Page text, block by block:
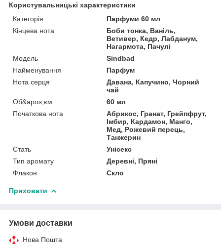
Користувальницькі характеристики
Категорія
Парфуми 60 мл
Кінцева нота
Боби тонка, Ваніль,
Ветивер, Кедр, Лабданум,
Нагармота, Пачулі
Мoдель
Sindbad
Найменування
Парфум
Нота серця
Давана, Капучино, Чорний
чай
Об&apos;єм
60 мл
Початкова нота
Абрикос, Гранат, Грейпфрут,
Імбир, Кардамон, Манго,
Мед, Рожевий перець,
Танжерин
Стать
Унісекс
Тип аромату
Деревні, Пряні
Флакон
Скло
Приховати
Умови доставки
Нова Пошта